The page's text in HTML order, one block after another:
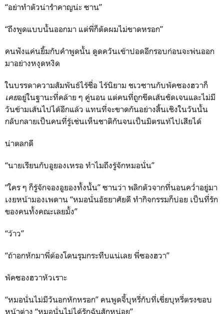
“อย่าทำตัวน่ารำคาญน่ะ ซาน”
“ถึงพูดแบบนั้นออกมา แต่พี่ก็ตัดผมไม่ขาดหรอก”
คนฟังแค่นยิ้มกับคำพูดนั้น ดูดควันเข้าปอดอีกรอบก่อนจะพ่นออก
มาอย่างหงุดหงิด
ในบรรดาความสัมพันธ์ไร้ชื่อ ไร้นิยาม ชเวซานกับพัคซองฮวาก็
เคยอยู่ในฐานะที่คล้าย ๆ คู่นอน แต่คนที่ถูกขีดเส้นชัดเจนและไม่มี
วันข้ามเส้นไปได้อีกแล้ว แทนที่จะขาดกันอย่างสิ้นเชิงในวันนั้น
กลับกลายเป็นคนที่รู้เช่นเห็นชาติกันจนเป็นมิตรแท้ไปเสียได้
น่าตลกดี
“นายเรียนกับอูยองเหรอ ทำไมถึงรู้จักหมอนั่น”
“ใคร ๆ ก็รู้จักจองอูยองทั้งนั้น” ซานว่า พลิกตัวจากที่นอนคว่ำอยู่มา
เงยหน้ามองเพดาน “หมอนั่นอัธยาศัยดี ทำกิจกรรมก็บ่อย เป็นที่รัก
ของคนทั้งคณะเลยมั้ง”
“ว้าว”
“ถ้าอกหักมาพี่ต้องโดนรุมกระทืบแน่เลย พี่ซองฮวา”
พัคซองฮวาหัวเราะ
“หมอนั่นไม่มีวันอกหักหรอก” คนพูดจี้บุหรี่กับที่เขี่ยบุหรี่ตรงขอบ
หน้าต่าง “หมอนั่นไม่ได้รักฉันสักหน่อย”